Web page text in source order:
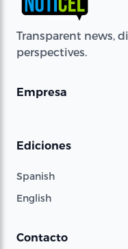
Transparent news,
perspectives.
Empresa
Ediciones
Spanish
English
Contacto